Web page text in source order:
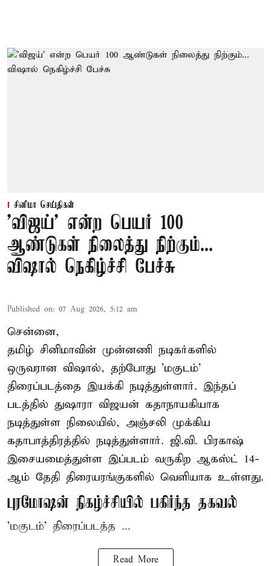
சினிமா செய்திகள்
'விஜய்' என்ற பெயர் 100
ஆண்டுகள் நிலைத்து நிற்கும்...
விஷால் நெகிழ்ச்சி பேச்சு
Published on: 07 Aug 2026, 5:12 am
சென்னை,
தமிழ் சினிமாவின் முன்னணி நடிகர்களில்
ஒருவரான விஷால், தற்போது 'மகுடம்'
திரைப்படத்தை இயக்கி நடித்துள்ளார். இந்தப்
படத்தில் துஷாரா விஜயன் கதாநாயகியாக
நடித்துள்ள நிலையில், அஞ்சலி முக்கிய
கதாபாத்திரத்தில் நடித்துள்ளார். ஜி.வி. பிரகாஷ்
இசையமைத்துள்ள இப்படம் வருகிற ஆகஸ்ட் 14-
ஆம் தேதி திரையரங்குகளில் வெளியாக உள்ளது.
புரமோஷன் நிகழ்ச்சியில் பகிர்ந்த தகவல்
'மகுடம்' திரைப்படத்த ...
Read More